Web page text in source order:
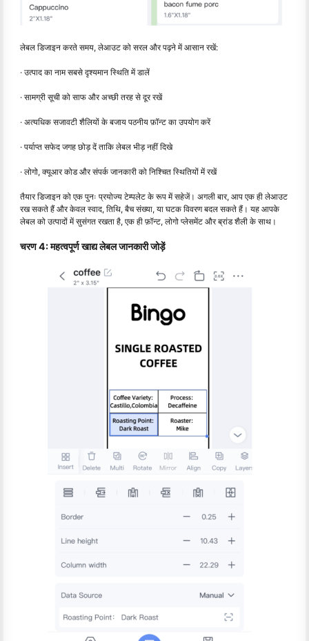
लेबल डिजाइन करते समय, लेआउट को सरल और पढ़ने में आसान रखें:
· उत्पाद का नाम सबसे दृश्यमान स्थिति में डालें
· सामग्री सूची को साफ और अच्छी तरह से दूर रखें
· अत्यधिक सजावटी शैलियों के बजाय पठनीय फ़ॉन्ट का उपयोग करें
· पर्याप्त सफेद जगह छोड़ दें ताकि लेबल भीड़ नहीं दिखे
· लोगो, क्यूआर कोड और संपर्क जानकारी को निश्चित स्थितियों में रखें
तैयार डिजाइन को एक पुनः प्रयोज्य टेम्पलेट के रूप में सहेजें। अगली बार, आप एक ही लेआउट
रख सकते हैं और केवल स्वाद, तिथि, बैच संख्या, या घटक विवरण बदल सकते हैं। यह आपके
लेबल को उत्पादों में सुसंगत रखता है, एक ही फ़ॉन्ट, लोगो प्लेसमेंट और ब्रांड शैली के साथ।
चरण 4: महत्वपूर्ण खाद्य लेबल जानकारी जोड़ें